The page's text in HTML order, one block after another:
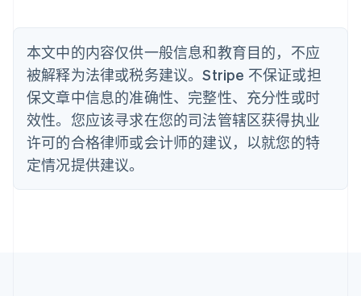
本文中的内容仅供一般信息和教育目的，不应
被解释为法律或税务建议。Stripe 不保证或担
保文章中信息的准确性、完整性、充分性或时
效性。您应该寻求在您的司法管辖区获得执业
许可的合格律师或会计师的建议，以就您的特
定情况提供建议。
丹麦
English
德国
DeutschEnglish
法国
FrançaisEnglish
芬兰
EnglishSvenska